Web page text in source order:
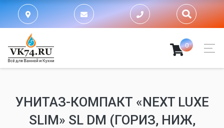
0
УНИТАЗ-КОМПАКТ «NEXT LUXE
SLIM» SL DM (ГОРИЗ, НИЖ,